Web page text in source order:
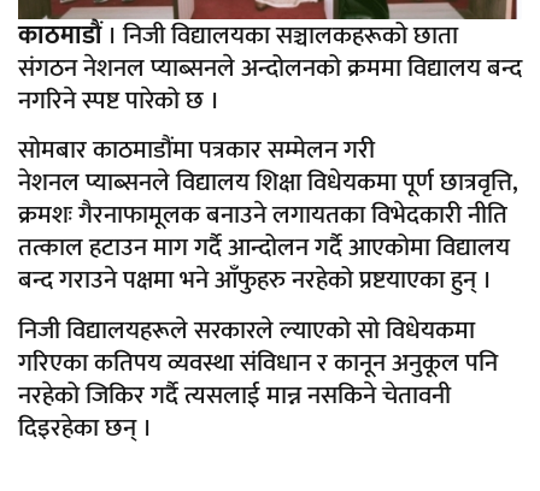
काठमाडौं। निजी विद्यालयका सञ्चालकहरूको छाता
संगठन नेशनल प्याब्सनले अन्दोलनको क्रममा विद्यालय बन्द
नगरिने स्पष्ट पारेको छ ।
सोमबार काठमाडौंमा पत्रकार सम्मेलन गरी
नेशनल प्याब्सनले विद्यालय शिक्षा विधेयकमा पूर्ण छात्रवृत्ति,
क्रमशः गैरनाफामूलक बनाउने लगायतका विभेदकारी नीति
तत्काल हटाउन माग गर्दै आन्दोलन गर्दै आएकोमा विद्यालय
बन्द गराउने पक्षमा भने आँफुहरु नरहेको प्रष्टयाएका हुन् ।
निजी विद्यालयहरूले सरकारले ल्याएको सो विधेयकमा
गरिएका कतिपय व्यवस्था संविधान र कानून अनुकूल पनि
नरहेको जिकिर गर्दै त्यसलाई मान्न नसकिने चेतावनी
दिइरहेका छन् ।